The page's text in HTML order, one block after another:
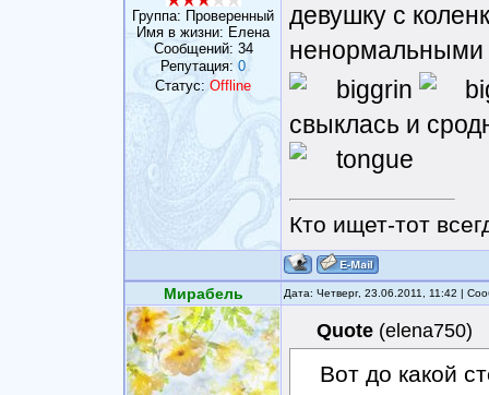
Группа: Проверенный
Имя в жизни: Елена
Сообщений: 34
Репутация: 0
Статус: Offline
девушку с
свыклась и
Кто ищет-тот
Мирабель Дата: Четверг, 23.06.2011, 11:42 |
Quote (elena750)
Вот до какой